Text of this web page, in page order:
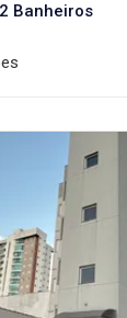
2 Banheiros